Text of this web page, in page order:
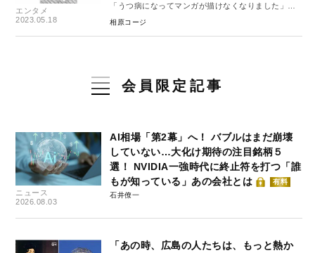
エンタメ
2023.05.18
「うつ病になってマンガが描けなくなりました」
（１）
相原コージ
会員限定記事
ニュース
2026.08.03
AI相場「第2幕」へ！ バブルはまだ崩壊
していない…大化け期待の注目銘柄５
選！ NVIDIA一強時代に終止符を打つ「誰
もが知っている」あの会社とは
有料
石井僚一
「あの時、広島の人たちは、もっと熱か